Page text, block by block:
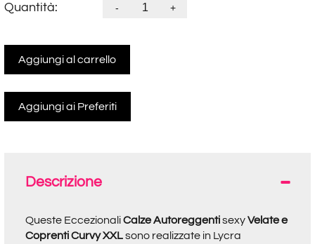
Quantità: - +
Aggiungi al carrello
Descrizione
Queste EccezionaliCalze AutoreggentisexyVelate e
Coprenti Curvy XXLsono realizzate in Lycra